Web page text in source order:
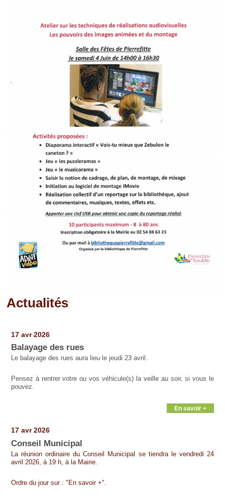
Actualités
17 avr 2026
Balayage des rues
Le balayage des rues aura lieu le jeudi 23 avril.
Pensez à rentrer votre ou vos véhicule(s) la veille au soir, si vous le
pouvez.
En savoir +
17 avr 2026
Conseil Municipal
La réunion ordinaire du Conseil Municipal se tiendra le vendredi 24
avril 2026, à 19 h, à la Mairie.
Ordre du jour sur : "En savoir +".
Pages